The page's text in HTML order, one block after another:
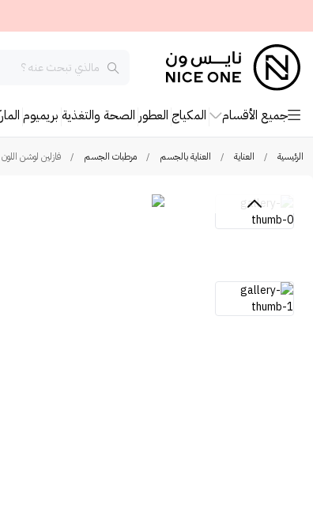
جميع الأقسام المكياج العطور الصحة والتغذية بريميوم
الرئيسية / العناية / العناية بالجسم / مرطبات الجسم / فازلين لوشن اللون